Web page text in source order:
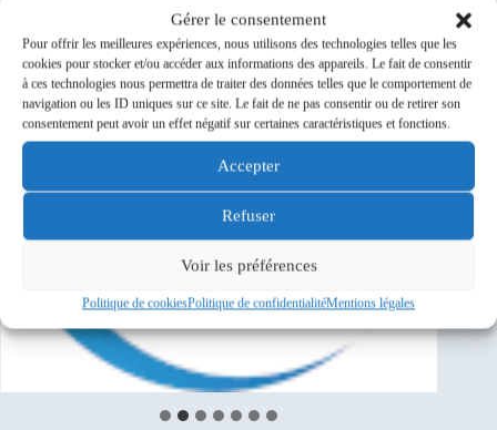
Gérer le consentement
Pour offrir les meilleures expériences, nous utilisons des technologies telles que les
cookies pour stocker et/ou accéder aux informations des appareils. Le fait de consentir
à ces technologies nous permettra de traiter des données telles que le comportement de
navigation ou les ID uniques sur ce site. Le fait de ne pas consentir ou de retirer son
consentement peut avoir un effet négatif sur certaines caractéristiques et fonctions.
Accepter
Refuser
Voir les préférences
Politique de cookiesPolitique de confidentialitéMentions légales